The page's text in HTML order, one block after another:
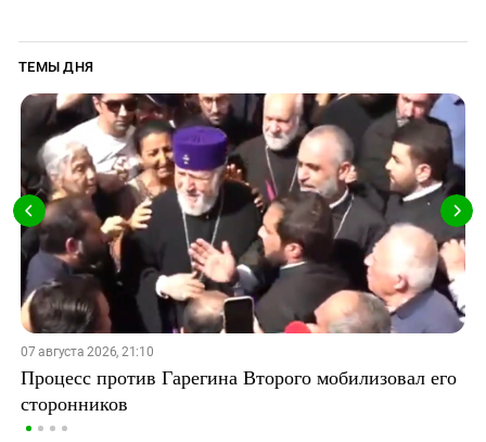
ТЕМЫ ДНЯ
07 августа 2026, 21:10
Процесс против Гарегина Второго мобилизовал его
сторонников